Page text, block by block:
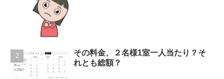
その料金、２名様1室一人当たり？そ
れとも総額？